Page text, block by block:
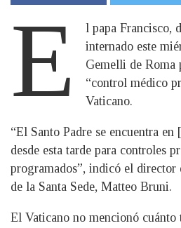
E
l papa Francisco,
internado este
Gemelli de Roma
“control médico
Vaticano.
“El Santo Padre se encuentra
desde esta tarde para controles
programados”, indicó el director
de la Santa Sede, Matteo Bruni.
El Vaticano no mencionó cuánto